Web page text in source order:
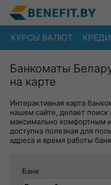
КУРСЫ ВАЛЮТ
Банкоматы
на карте
Интерактивная карта
нашем сайте, делает
максимально комфортным
доступна полезная для
адреса и время работы
Банк